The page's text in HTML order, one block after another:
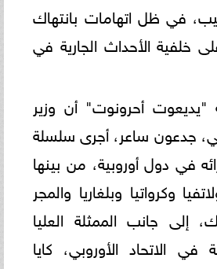
في ظل اتهامات بانتهاك
خلفية الأحداث الجارية في
أحرونوت" أن وزير
جدعون ساعر، أجرى سلسلة
في دول أوروبية، من بينها
وكرواتيا وبلغاريا والمجر
إلى جانب الممثلة العليا
في الاتحاد الأوروبي، كايا